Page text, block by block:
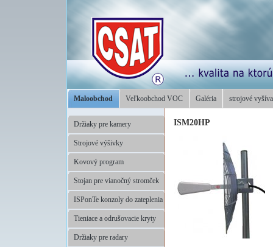
Maloobchod Veľkoobchod VOC Galéria strojové
Držiaky pre kamery
Strojové výšivky
Kovový program
Stojan pre vianočný stromček
ISPonTe konzoly do zateplenia
Tieniace a odrušovacie kryty
Držiaky pre radary
ISM20HP